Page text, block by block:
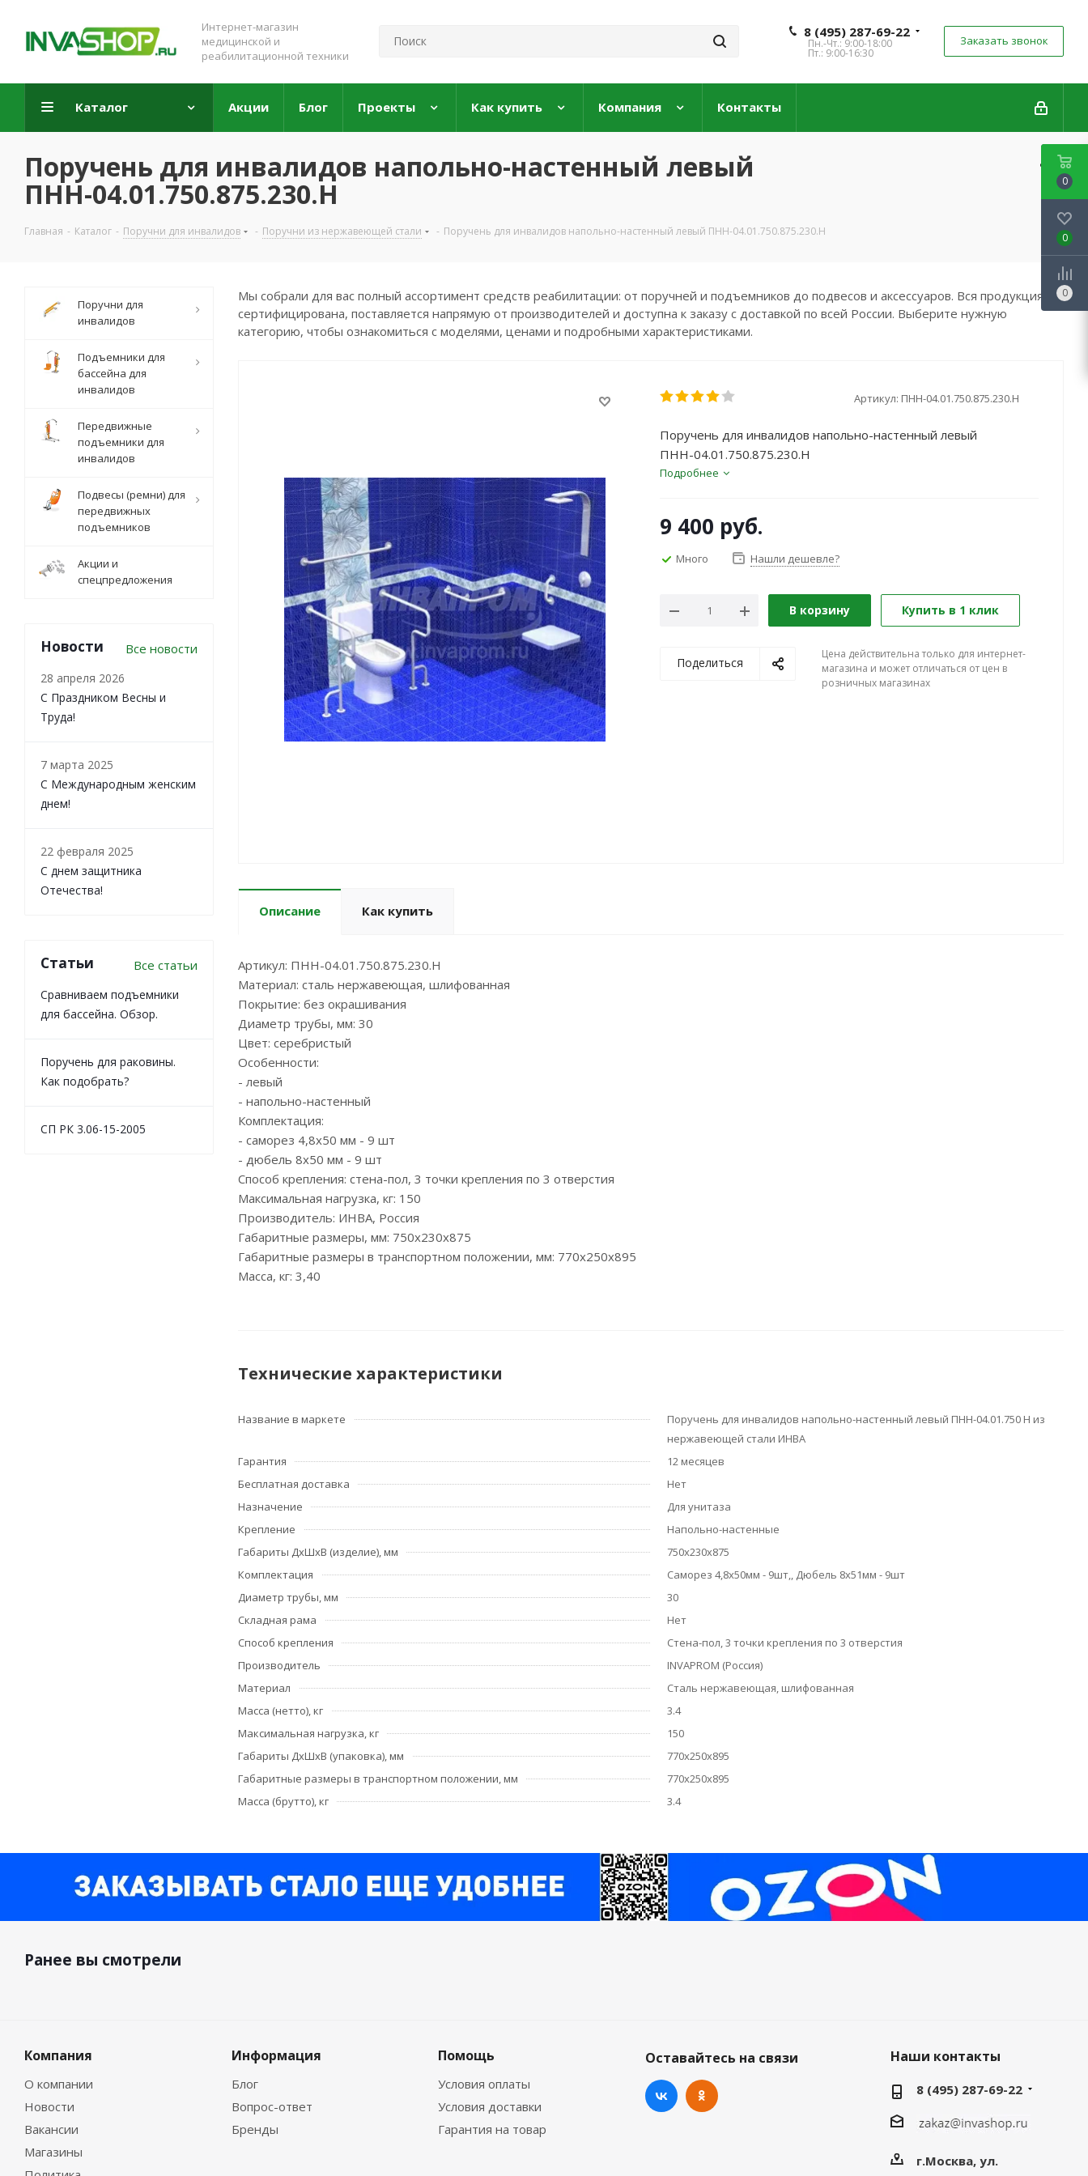
Интернет-магазин
медицинской и
реабилитационной техники
8 (495) 287-69-22
Пн.-Чт.: 9:00-18:00
Пт.: 9:00-16:30
Заказать звонок
Каталог Акции Блог Проекты Как купить Компания Контакты
Поручень для инвалидов напольно-настенный левый
ПНН-04.01.750.875.230.Н
Главная - Каталог - Поручни для инвалидов - Поручни из нержавеющей стали - Поручень для инвалидов напольно-настенный левый ПНН-04.01.750.875.230.Н
Мы собрали для вас полный ассортимент средств реабилитации: от поручней и подъемников до подвесов и аксессуаров. Вся продукция
сертифицирована, поставляется напрямую от производителей и доступна к заказу с доставкой по всей России. Выберите нужную
категорию, чтобы ознакомиться с моделями, ценами и подробными характеристиками.
Артикул: ПНН-04.01.750.875.230.Н
Поручень для инвалидов напольно-настенный левый
ПНН-04.01.750.875.230.Н
Подробнее
9 400 руб.
Много Нашли дешевле?
В корзину Купить в 1 клик
Поделиться
Цена действительна только для интернет-
магазина и может отличаться от цен в
розничных магазинах
Описание Как купить
Артикул: ПНН-04.01.750.875.230.Н
Материал: сталь нержавеющая, шлифованная
Покрытие: без окрашивания
Диаметр трубы, мм: 30
Цвет: серебристый
Особенности:
- левый
- напольно-настенный
Комплектация:
- саморез 4,8х50 мм - 9 шт
- дюбель 8х50 мм - 9 шт
Способ крепления: стена-пол, 3 точки крепления по 3 отверстия
Максимальная нагрузка, кг: 150
Производитель: ИНВА, Россия
Габаритные размеры, мм: 750х230х875
Габаритные размеры в транспортном положении, мм: 770х250х895
Масса, кг: 3,40
Технические характеристики
Название в маркете
Поручень для инвалидов напольно-настенный левый ПНН-04.01.750 Н из
нержавеющей стали ИНВА
Гарантия
12 месяцев
Бесплатная доставка
Нет
Назначение
Для унитаза
Крепление
Напольно-настенные
Габариты ДхШхВ (изделие), мм
750х230х875
Комплектация
Саморез 4,8х50мм - 9шт,, Дюбель 8х51мм - 9шт
Диаметр трубы, мм
30
Складная рама
Нет
Способ крепления
Стена-пол, 3 точки крепления по 3 отверстия
Производитель
INVAPROM (Россия)
Материал
Сталь нержавеющая, шлифованная
Масса (нетто), кг
3.4
Максимальная нагрузка, кг
150
Габариты ДхШхВ (упаковка), мм
770х250х895
Габаритные размеры в транспортном положении, мм
770х250х895
Масса (брутто), кг
3.4
Поручни для
инвалидов
Подъемники для
бассейна для
инвалидов
Передвижные
подъемники для
инвалидов
Подвесы (ремни) для
передвижных
подъемников
Акции и
спецпредложения
Новости Все новости
28 апреля 2026
С Праздником Весны и
Труда!
7 марта 2025
С Международным женским
днем!
22 февраля 2025
С днем защитника
Отечества!
Статьи Все статьи
Сравниваем подъемники
для бассейна. Обзор.
Поручень для раковины.
Как подобрать?
СП РК 3.06-15-2005
Ранее вы смотрели
Компания
О компании
Новости
Вакансии
Магазины
Информация
Блог
Вопрос-ответ
Бренды
Помощь
Условия оплаты
Условия доставки
Гарантия на товар
Оставайтесь на связи Наши контакты
8 (495) 287-69-22
г.Москва, ул.
0
0
0